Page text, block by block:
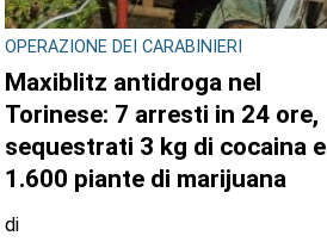
OPERAZIONE DEI CARABINIERI
Maxiblitz antidroga nel
Torinese: 7 arresti in 24 ore,
sequestrati 3 kg di cocaina e
1.600 piante di marijuana
di